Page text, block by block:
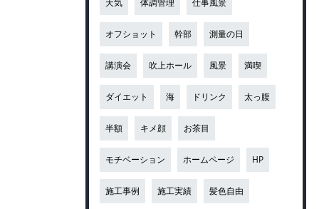
天気 体調管理 仕事風景
オフショット 幹部 測量の日
講演会 吹上ホール 風景 満喫
ダイエット 海 ドリンク 太っ腹
半額 キメ顔 お茶目
モチベーション ホームページ HP
施工事例 施工実績 髪色自由